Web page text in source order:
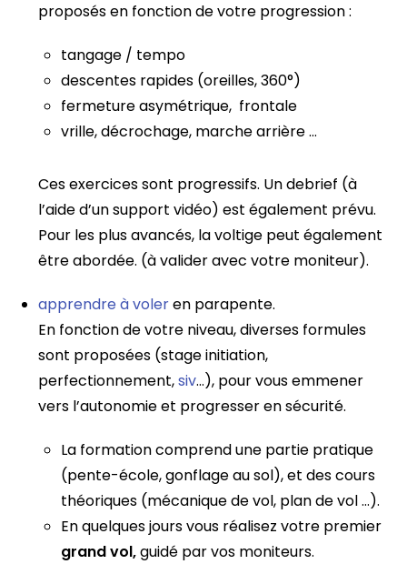
proposés en fonction de votre progression :
tangage / tempo
descentes rapides (oreilles, 360°)
fermeture asymétrique, frontale
vrille, décrochage, marche arrière …
Ces exercices sont progressifs. Un debrief (à
l’aide d’un support vidéo) est également prévu.
Pour les plus avancés, la voltige peut également
être abordée. (à valider avec votre moniteur).
apprendre à voleren parapente.
En fonction de votre niveau, diverses formules
sont proposées (stage initiation,
perfectionnement,siv…), pour vous emmener
vers l’autonomie et progresser en sécurité.
La formation comprend une partie pratique
(pente-école, gonflage au sol), et des cours
théoriques (mécanique de vol, plan de vol …).
En quelques jours vous réalisez votre premier
grand vol,guidé par vos moniteurs.